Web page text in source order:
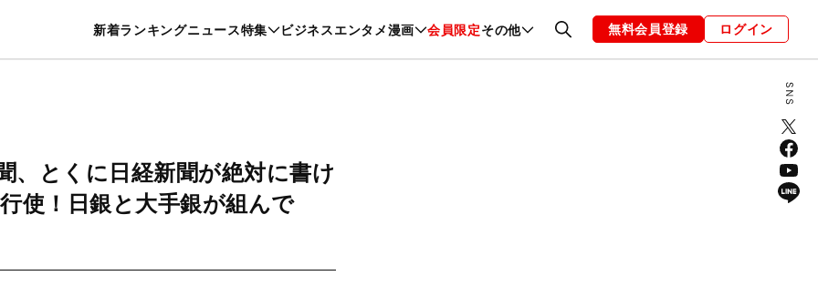
新着ランキングニュース特集 ビジネスエンタメ漫画 会員限定その他
暮らし スポーツ ヘルスケア 美容 グルメ ファッション 恋愛・結婚 編集部 お知らせ
無料会員登録 ログイン
、とくに日経新聞が絶対に書け
使！日銀と大手銀が組んで